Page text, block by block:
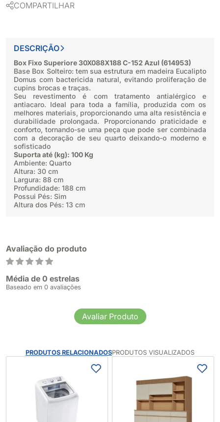
COMPARTILHAR
DESCRIÇÃO
Box Fixo Superiore 30X088X188 C-152 Azul (614953)
Base Box Solteiro: tem sua estrutura em madeira Eucalipto
Domus com bactericida natural, evitando proliferação de
cupins brocas e traças.
Seu revestimento é com tratamento antialérgico e
antiacaro. Ideal para toda a família, produzida com os
melhores materiais, proporcionando uma alta resistência e
durabilidade prolongada. Proporcionando praticidade e
conforto, tornando-se uma peça que pode ser combinada
com a decoração de seu quarto deixando-o moderno e
sofisticado
Suporta até (kg): 100 Kg
Ambiente: Quarto
Altura: 30 cm
Largura: 88 cm
Profundidade: 188 cm
Possui Pés: Sim
Altura dos Pés: 13 cm
Avaliação do produto
Média de 0 estrelas
Baseado em 0 avaliações
Avaliar Produto
PRODUTOS RELACIONADOSPRODUTOS VISUALIZADOS